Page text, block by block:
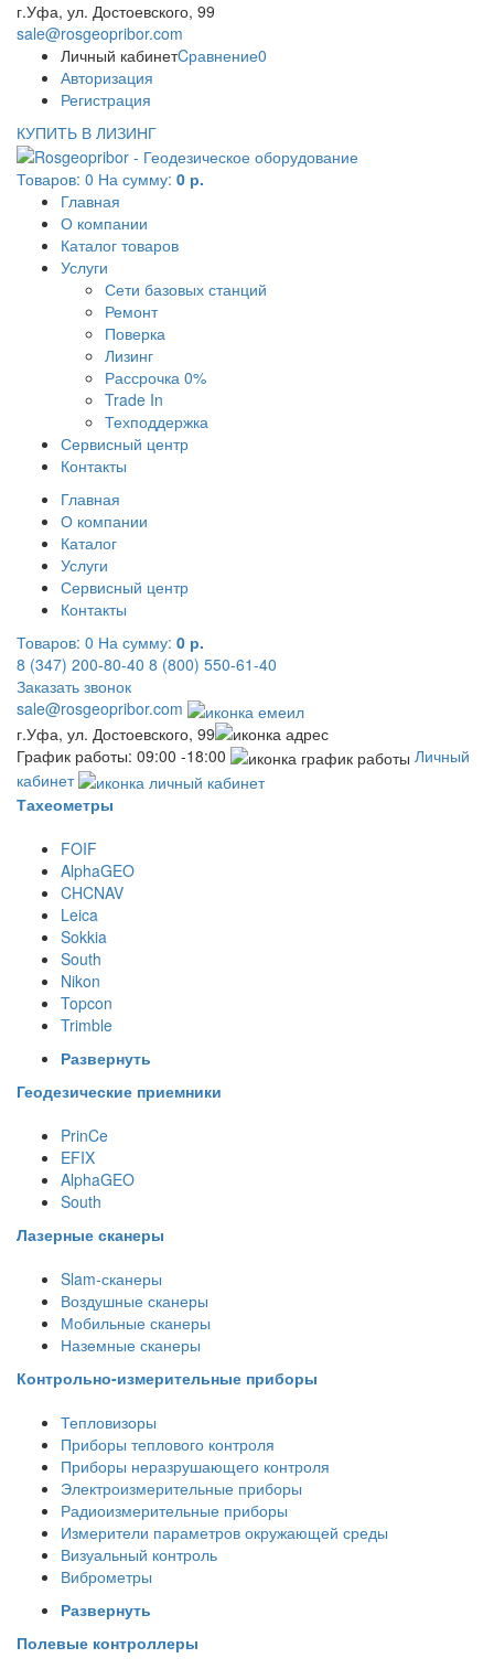
г.Уфа, ул. Достоевского, 99
sale@rosgeopribor.com
Личный кабинет
Авторизация
Регистрация
Cравнение0
КУПИТЬ В ЛИЗИНГ
Товаров: 0 На сумму: 0 р.
Главная
О компании
Каталог товаров
Услуги
Сети базовых станций
Ремонт
Поверка
Лизинг
Рассрочка 0%
Trade In
Техподдержка
Сервисный центр
Контакты
Главная
О компании
Каталог
Услуги
Сервисный центр
Контакты
Товаров: 0 На сумму: 0 р.
8 (347) 200-80-40 8 (800) 550-61-40
Заказать звонок
sale@rosgeopribor.com
г.Уфа, ул. Достоевского, 99
График работы: 09:00 -18:00
Личный
кабинет
Тахеометры
FOIF
AlphaGEO
CHCNAV
Leica
Sokkia
South
Nikon
Topcon
Trimble
Развернуть
Геодезические приемники
PrinCe
EFIX
AlphaGEO
South
Лазерные сканеры
Slam-сканеры
Воздушные сканеры
Мобильные сканеры
Наземные сканеры
Контрольно-измерительные приборы
Тепловизоры
Приборы теплового контроля
Приборы неразрушающего контроля
Электроизмерительные приборы
Радиоизмерительные приборы
Измерители параметров окружающей среды
Визуальный контроль
Виброметры
Развернуть
Полевые контроллеры